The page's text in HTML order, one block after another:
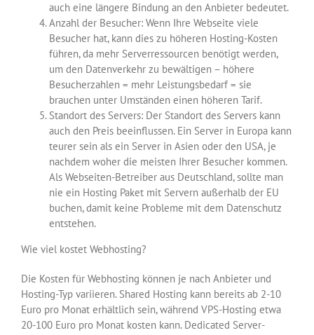
auch eine längere Bindung an den Anbieter bedeutet.
Anzahl der Besucher: Wenn Ihre Webseite viele
Besucher hat, kann dies zu höheren Hosting-Kosten
führen, da mehr Serverressourcen benötigt werden,
um den Datenverkehr zu bewältigen – höhere
Besucherzahlen = mehr Leistungsbedarf = sie
brauchen unter Umständen einen höheren Tarif.
Standort des Servers: Der Standort des Servers kann
auch den Preis beeinflussen. Ein Server in Europa kann
teurer sein als ein Server in Asien oder den USA, je
nachdem woher die meisten Ihrer Besucher kommen.
Als Webseiten-Betreiber aus Deutschland, sollte man
nie ein Hosting Paket mit Servern außerhalb der EU
buchen, damit keine Probleme mit dem Datenschutz
entstehen.
Wie viel kostet Webhosting?
Die Kosten für Webhosting können je nach Anbieter und
Hosting-Typ variieren. Shared Hosting kann bereits ab 2-10
Euro pro Monat erhältlich sein, während VPS-Hosting etwa
20-100 Euro pro Monat kosten kann. Dedicated Server-